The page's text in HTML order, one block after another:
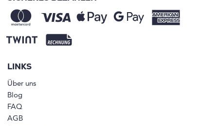
LINKS
Über uns
Blog
FAQ
AGB